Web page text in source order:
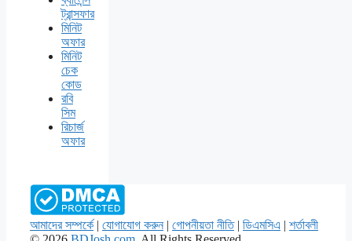
ট্রান্সফার
মিনিট
অফার
মিনিট
চেক
কোড
রবি
সিম
রিচার্জ
অফার
আমাদের সম্পর্কে | যোগাযোগ করুন | গোপনীয়তা নীতি| ডিএমসিএ | শর্তাবলী